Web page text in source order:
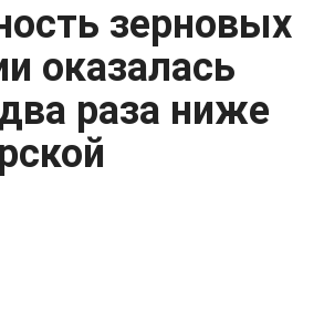
зерновых
оказалась
раза ниже